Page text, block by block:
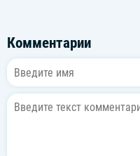
Комментарии